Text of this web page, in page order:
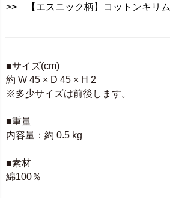
>> 【エスニック柄】コットンキリ
■サイズ(cm)
約 W 45 × D 45 × H 2
※多少サイズは前後します。
■重量
内容量：約 0.5 kg
■素材
綿100％